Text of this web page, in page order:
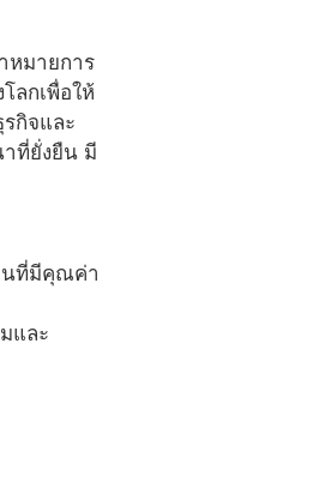
หมายการ
ลกเพื่อให้
กิจและ
าที่ยั่งยืน มี
นที่มีคุณค่า
และ